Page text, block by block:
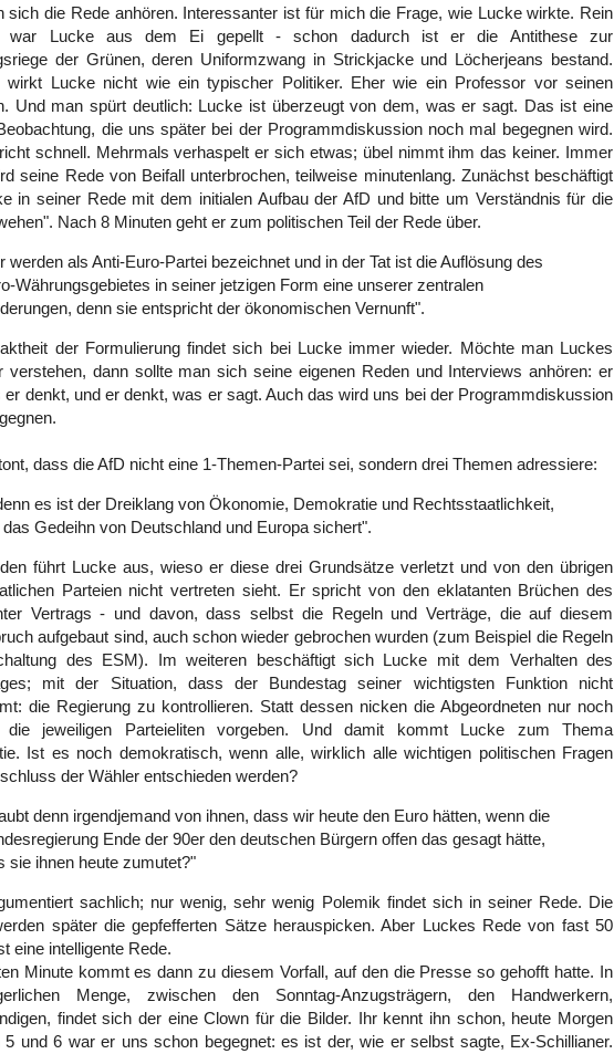
sich die Rede anhören. Interessanter ist für mich die Frage, wie Lucke wirkte. Rein
war Lucke aus dem Ei gepellt - schon dadurch ist er die Antithese zur
der Grünen, deren Uniformzwang in Strickjacke und Löcherjeans bestand.
wirkt Lucke nicht wie ein typischer Politiker. Eher wie ein Professor vor seinen
Und man spürt deutlich: Lucke ist überzeugt von dem, was er sagt. Das ist eine
die uns später bei der Programmdiskussion noch mal begegnen wird.
schnell. Mehrmals verhaspelt er sich etwas; übel nimmt ihm das keiner. Immer
seine Rede von Beifall unterbrochen, teilweise minutenlang. Zunächst beschäftigt
in seiner Rede mit dem initialen Aufbau der AfD und bitte um Verständnis für die
Nach 8 Minuten geht er zum politischen Teil der Rede über.
werden als Anti-Euro-Partei bezeichnet und in der Tat ist die Auflösung des
Währungsgebietes in seiner jetzigen Form eine unserer zentralen
denn sie entspricht der ökonomischen Vernunft".
der Formulierung findet sich bei Lucke immer wieder. Möchte man Luckes
verstehen, dann sollte man sich seine eigenen Reden und Interviews anhören: er
er denkt, und er denkt, was er sagt. Auch das wird uns bei der Programmdiskussion
dass die AfD nicht eine 1-Themen-Partei sei, sondern drei Themen adressiere:
es ist der Dreiklang von Ökonomie, Demokratie und Rechtsstaatlichkeit,
das Gedeihn von Deutschland und Europa sichert".
führt Lucke aus, wieso er diese drei Grundsätze verletzt und von den übrigen
Parteien nicht vertreten sieht. Er spricht von den eklatanten Brüchen des
Vertrags - und davon, dass selbst die Regeln und Verträge, die auf diesem
aufgebaut sind, auch schon wieder gebrochen wurden (zum Beispiel die Regeln
des ESM). Im weiteren beschäftigt sich Lucke mit dem Verhalten des
mit der Situation, dass der Bundestag seiner wichtigsten Funktion nicht
die Regierung zu kontrollieren. Statt dessen nicken die Abgeordneten nur noch
jeweiligen Parteieliten vorgeben. Und damit kommt Lucke zum Thema
Ist es noch demokratisch, wenn alle, wirklich alle wichtigen politischen Fragen
der Wähler entschieden werden?
denn irgendjemand von ihnen, dass wir heute den Euro hätten, wenn die
Ende der 90er den deutschen Bürgern offen das gesagt hätte,
sie ihnen heute zumutet?"
sachlich; nur wenig, sehr wenig Polemik findet sich in seiner Rede. Die
später die gepfefferten Sätze herauspicken. Aber Luckes Rede von fast 50
eine intelligente Rede.
Minute kommt es dann zu diesem Vorfall, auf den die Presse so gehofft hatte. In
Menge, zwischen den Sonntag-Anzugsträgern, den Handwerkern,
findet sich der eine Clown für die Bilder. Ihr kennt ihn schon, heute Morgen
5 und 6 war er uns schon begegnet: es ist der, wie er selbst sagte, Ex-Schillianer.